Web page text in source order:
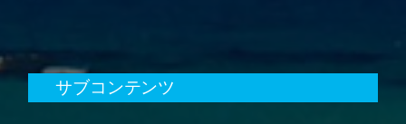
サブコンテンツ